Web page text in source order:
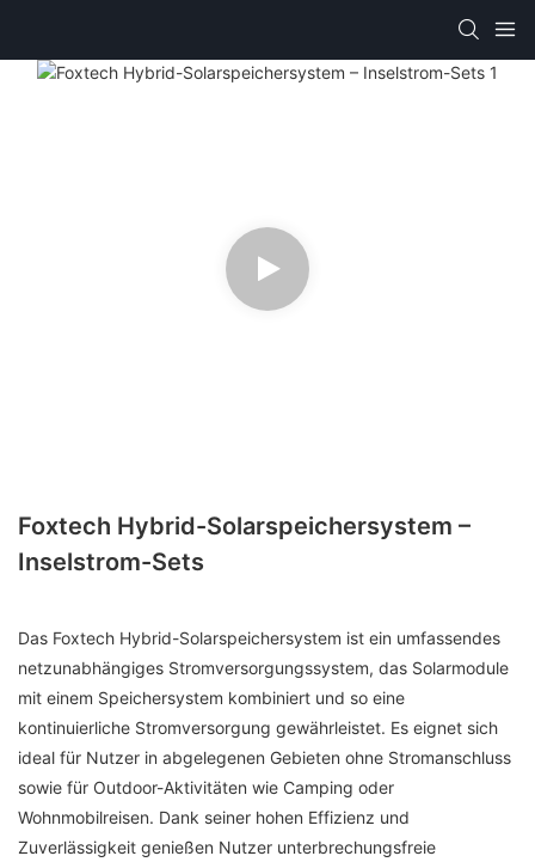
Foxtech Hybrid-Solarspeichersystem –
Inselstrom-Sets
Das Foxtech Hybrid-Solarspeichersystem ist ein umfassendes
netzunabhängiges Stromversorgungssystem, das Solarmodule
mit einem Speichersystem kombiniert und so eine
kontinuierliche Stromversorgung gewährleistet. Es eignet sich
ideal für Nutzer in abgelegenen Gebieten ohne Stromanschluss
sowie für Outdoor-Aktivitäten wie Camping oder
Wohnmobilreisen. Dank seiner hohen Effizienz und
Zuverlässigkeit genießen Nutzer unterbrechungsfreie